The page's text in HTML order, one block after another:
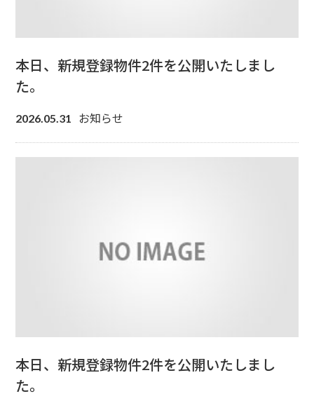
本日、新規登録物件2件を公開いたしまし
た。
2026.05.31 お知らせ
本日、新規登録物件2件を公開いたしまし
た。